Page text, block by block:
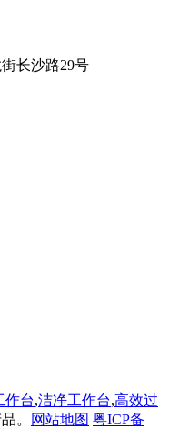
长沙路29号
作台,洁净工作台,高效过
。 网站地图 粤ICP备